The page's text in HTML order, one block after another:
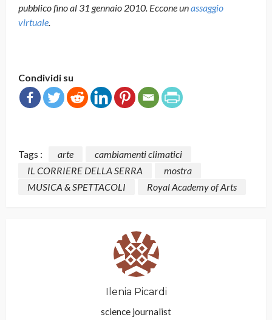
pubblico fino al 31 gennaio 2010. Eccone unassaggio
virtuale.
Condividi su
Tags : arte
cambiamenti climatici
IL CORRIERE DELLA SERRA
mostra
MUSICA & SPETTACOLI
Royal Academy of Arts
Ilenia Picardi
science journalist